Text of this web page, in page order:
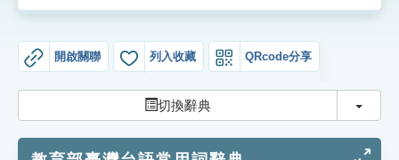
生字詞彙表
開啟關聯 列入收藏 QRcode分享
切換辭典 切換